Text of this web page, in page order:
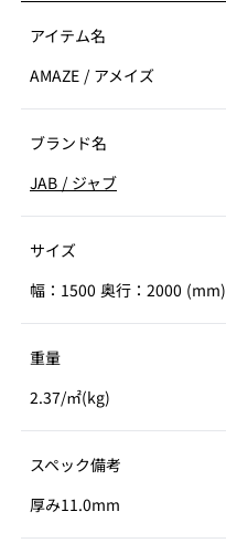
アイテム名
AMAZE / アメイズ
ブランド名
JAB / ジャブ
サイズ
幅：1500 奥行：2000 (mm)
重量
2.37/㎡(kg)
スペック備考
厚み11.0mm